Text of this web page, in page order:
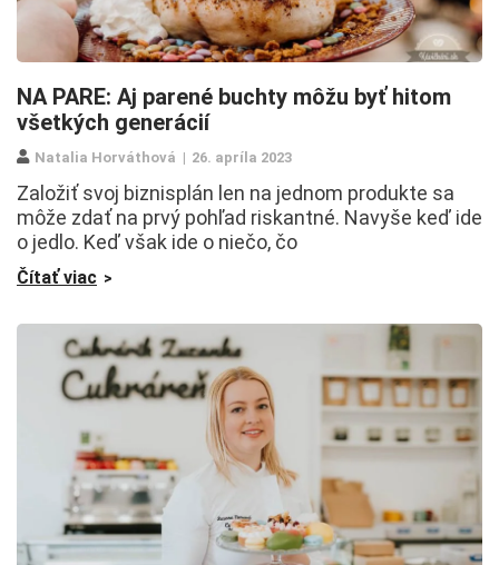
NA PARE: Aj parené buchty môžu byť hitom
všetkých generácií
Natalia Horváthová 26. apríla 2023
Založiť svoj biznisplán len na jednom produkte sa
môže zdať na prvý pohľad riskantné. Navyše keď ide
o jedlo. Keď však ide o niečo, čo
Čítať viac